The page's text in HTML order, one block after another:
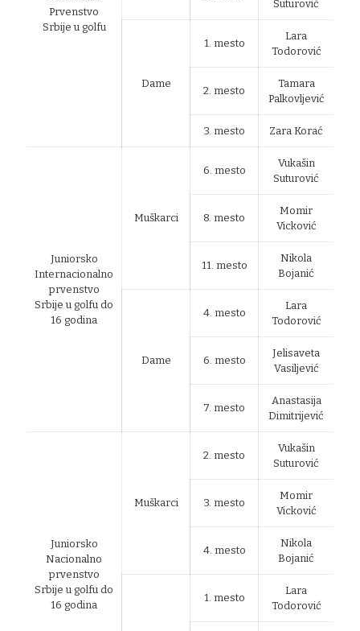
Prvenstvo
Srbije u golfu
Suturović
Dame
1. mesto
Lara
Todorović
2. mesto
Tamara
Palkovljević
3. mesto Zara Korać
Juniorsko
Internacionalno
prvenstvo
Srbije u golfu do
16 godina
Muškarci
6. mesto
Vukašin
Suturović
8. mesto
Momir
Vicković
11. mesto
Nikola
Bojanić
Dame
4. mesto
Lara
Todorović
6. mesto
Jelisaveta
Vasiljević
7. mesto
Anastasija
Dimitrijević
Juniorsko
Nacionalno
prvenstvo
Srbije u golfu do
16 godina
Muškarci
2. mesto
Vukašin
Suturović
3. mesto
Momir
Vicković
4. mesto
Nikola
Bojanić
1. mesto
Lara
Todorović